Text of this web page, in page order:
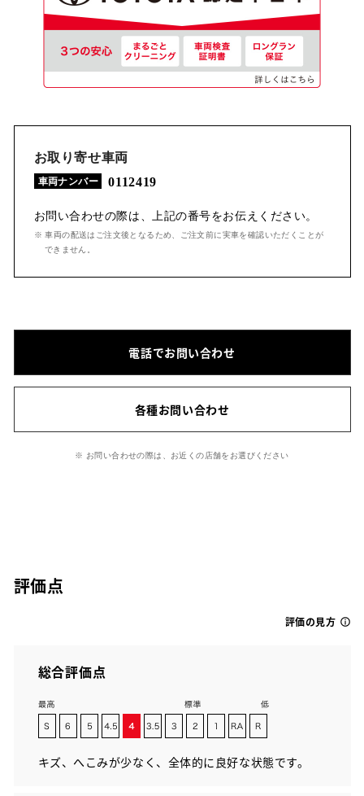
お取り寄せ車両
車両ナンバー 0112419
お問い合わせの際は、上記の番号をお伝えください。
※ 車両の配送はご注文後となるため、ご注文前に実車を確認いただくことが
できません。
電話でお問い合わせ
各種お問い合わせ
※ お問い合わせの際は、お近くの店舗をお選びください
評価点
評価の見方
総合評価点
キズ、へこみが少なく、全体的に良好な状態です。